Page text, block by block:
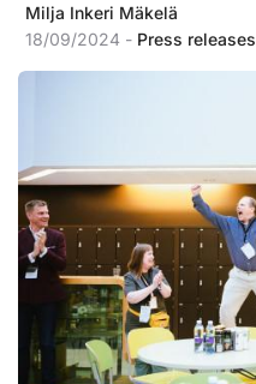
Milja Inkeri Mäkelä
18/09/2024 - Press releases